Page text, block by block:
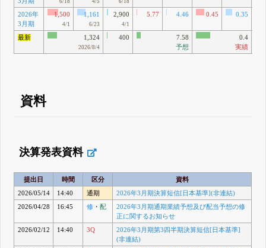
2026年
3月期
1,500
4/1
1,161
6/23
2,900
4/1
5.77 4.46 0.45 0.35
最新
1,324
2026/8/4
400
7.58
予想
0.4
実績
資料
決算発表資料
提出日 時間 区分
資料
2026/05/14
14:40 通期
2026年3月期決算短信[日本基準](非連結)
2026/04/28
16:45 修・ 配
2026年3月期通期業績予想及び配当予想の修
正に関するお知らせ
2026/02/12
14:40 3Q
2026年3月期第3四半期決算短信[日本基準]
(非連結)